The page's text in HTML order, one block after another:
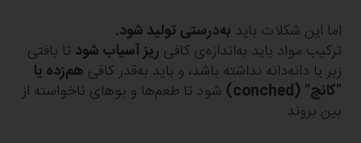
اما این شکلات باید به‌درستی تولید شود.
ترکیب مواد باید به‌اندازه‌ی کافی ریز آسیاب شود تا بافتی
زبر یا دانه‌دانه نداشته باشد، و باید به‌قدر کافی هم‌زده یا
"کانچ" (conched)
شود تا طعم‌ها و بوهای ناخواسته از
بین بروند.